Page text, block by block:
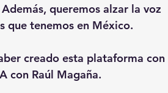
queremos alzar la voz
que tenemos en México.
creado esta plataforma con
con Raúl Magaña.